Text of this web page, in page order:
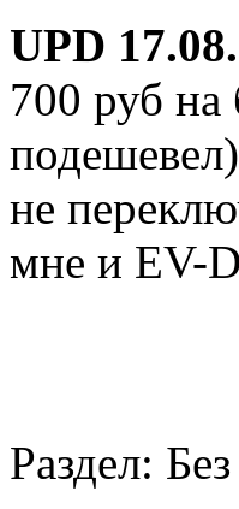
UPD
700 руб на
не
мне и EV-
Раздел: